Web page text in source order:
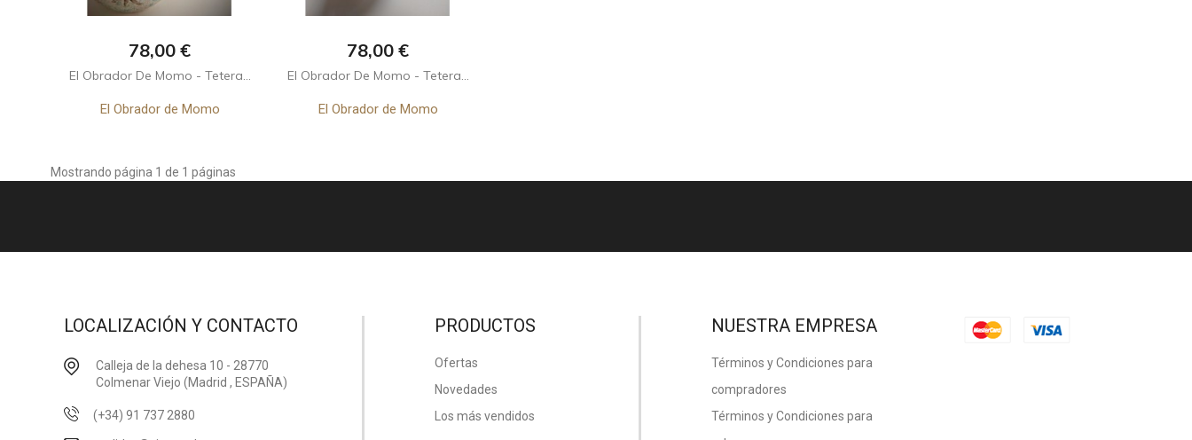
Precio
78,00 €
El Obrador De Momo - Tetera...
El Obrador de Momo
Precio
78,00 €
El Obrador De Momo - Tetera...
El Obrador de Momo
Mostrando página 1 de 1 páginas
LOCALIZACIÓN Y CONTACTO
Calleja de la dehesa 10 - 28770
Colmenar Viejo (Madrid , ESPAÑA)
(+34) 91 737 2880
PRODUCTOS
Ofertas
Novedades
Los más vendidos
NUESTRA EMPRESA
Términos y Condiciones para
compradores
Términos y Condiciones para